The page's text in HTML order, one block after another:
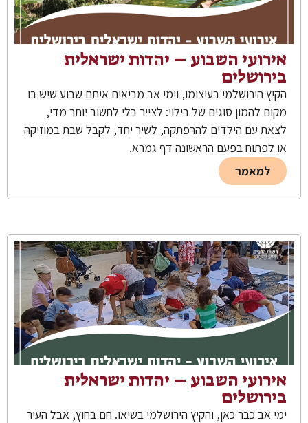
אירועי השבוע – יהדות ישראלית
בירושלים
הקיץ הירושלמי בעיצומו, וימי אב מביאים איתם שבוע שיש בו
מקום להמון סוגים של בילוי: לצייר בלי לחשוב יותר מדי,
לצאת עם הילדים להרפתקה, לשיר יחד, לקבל שבת במוזיקה
או לפתוח בפעם הראשונה דף גמרא.
למאמר
אירועי השבוע – יהדות ישראלית
בירושלים
ימי אב כבר כאן, והקיץ הירושלמי בשיאו. חם בחוץ, אבל העיר